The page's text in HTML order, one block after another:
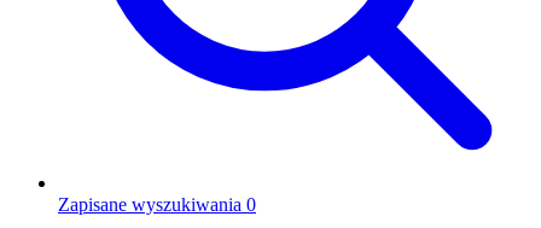
Zapisane wyszukiwania 0